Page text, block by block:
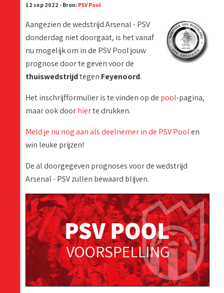
12 sep 2022 - Bron: PSV Pool
Aangezien de wedstrijd Arsenal - PSV
donderdag niet doorgaat, is het vanaf
nu mogelijk om in de PSV Pool jouw
prognose door te geven voor de
thuiswedstrijdtegen Feyenoord.
Het inschrijfformulier is te vinden op de pool-pagina,
maar ook doorhierte drukken.
Meld je nu nog aan als deelnemer in de PSV Poolen
win leuke prijzen!
De aldoorgegeven prognoses voor de wedstrijd
Arsenal - PSV zullen bewaard blijven.